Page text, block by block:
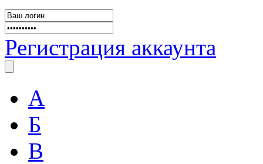
Регистрация аккаунта
А
Б
В